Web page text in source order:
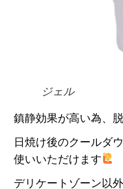
ジェル
鎮静効果が高い為、
日焼け後のクールダ
使いいただけます
デリケートゾーン以